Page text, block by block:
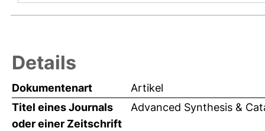
Details
Dokumentenart
Artikel
Titel eines Journals
oder einer Zeitschrift
Advanced Synthesis &